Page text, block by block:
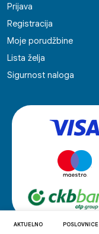
Prijava
Registracija
Moje porudžbine
Lista želja
Sigurnost naloga
AKTUELNO POSLOVNICE